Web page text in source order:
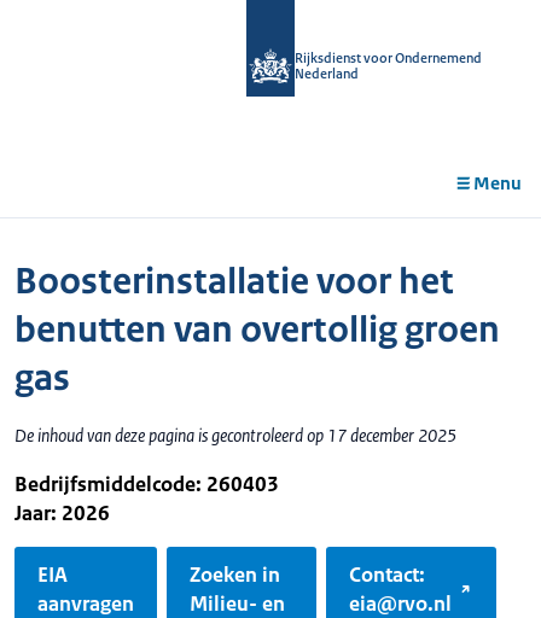
Rijksdienst voor Ondernemend
Nederland
Menu
Boosterinstallatie voor het
benutten van overtollig groen
gas
De inhoud van deze pagina is gecontroleerd op 17 december 2025
Bedrijfsmiddelcode: 260403
Jaar: 2026
EIA
aanvragen
Zoeken in
Milieu- en
Contact:
eia@rvo.nl